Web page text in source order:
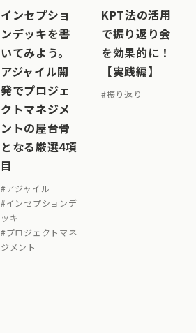
インセプショ
ンデッキを書
いてみよう。
アジャイル開
発でプロジェ
クトマネジメ
ントの屋台骨
となる厳選4項
目
#アジャイル
#インセプションデ
ッキ
#プロジェクトマネ
ジメント
KPT法の活用
で振り返り会
を効果的に！
【実践編】
#振り返り